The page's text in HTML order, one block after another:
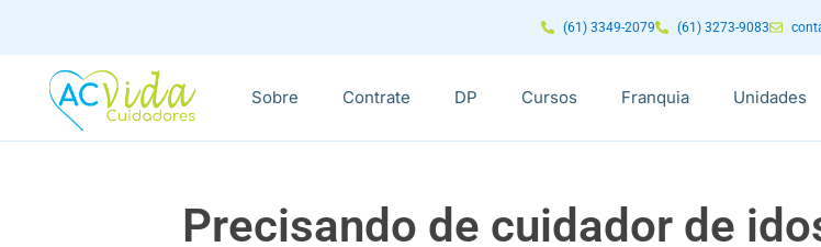
(61) 3349-2079 (61) 3273-9083
Sobre Contrate DP Cursos Franquia Unidades
Precisando de cuidador de